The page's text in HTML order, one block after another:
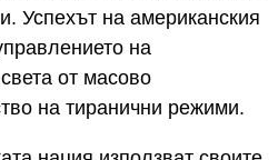
Успехът на американския
на
от масово
на тиранични режими.